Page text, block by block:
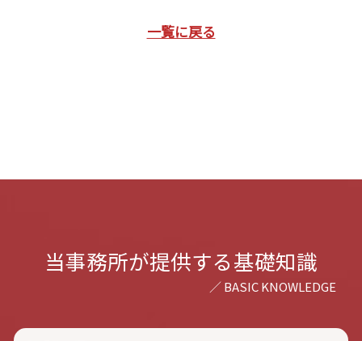
一覧に戻る
当事務所が提供する基礎知識